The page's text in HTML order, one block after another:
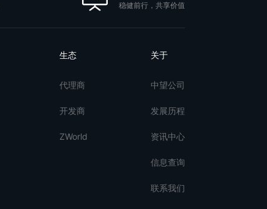
稳健前行，共享价值
生态
代理商
开发商
ZWorld
关于
中望公司
发展历程
资讯中心
信息查询
联系我们